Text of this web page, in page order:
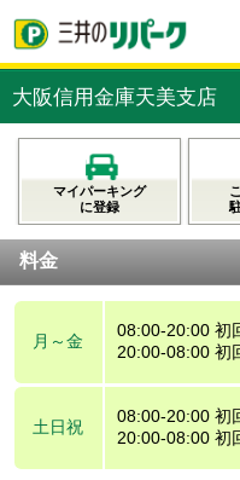
大阪信用金庫天美支店
マイパーキング
に登録
料金
月～金
08:00-20:00 初
20:00-08:00 初
土日祝
08:00-20:00 初
20:00-08:00 初